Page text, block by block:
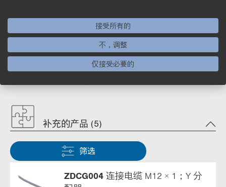
产品亮点
补充的产品 (5)
筛选
ZDCG004 连接电缆 M12 × 1；Y 分
接受所有的
不，调整
仅接受必要的